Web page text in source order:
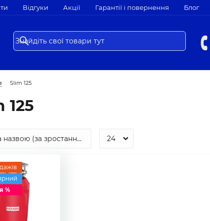
Відгуки Акції Гарантії і повернення Блог
Slim 125
125
%